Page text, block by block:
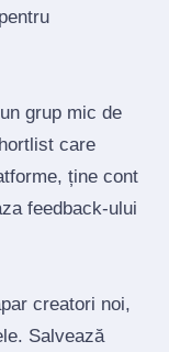
grup mic de
care
ține cont
feedback‑ului
creatori noi,
Salvează